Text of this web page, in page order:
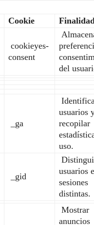
Cookie
cookieyes-
consent
del
_ga
usuarios
recopilar
uso.
_gid
usuarios
sesiones
distintas.
Mostrar
anuncios